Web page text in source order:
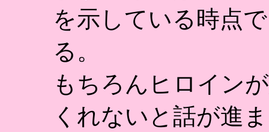
を示している時点
る。
もちろんヒロイン
くれないと話が進